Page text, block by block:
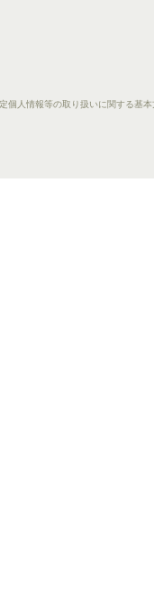
個人情報等の取り扱いに関する基本